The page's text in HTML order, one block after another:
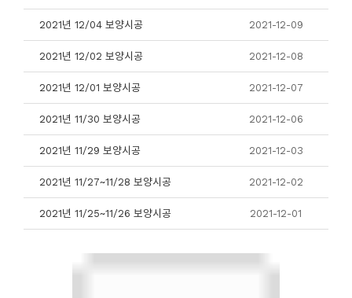
2021년 12/04 보양시공 2021-12-09
2021년 12/02 보양시공 2021-12-08
2021년 12/01 보양시공 2021-12-07
2021년 11/30 보양시공 2021-12-06
2021년 11/29 보양시공 2021-12-03
2021년 11/27~11/28 보양시공 2021-12-02
2021년 11/25~11/26 보양시공 2021-12-01